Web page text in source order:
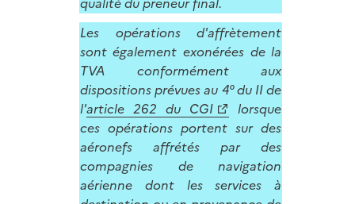
Les opérations d'affrètement
sont également exonérées de la
TVA conformément aux
dispositions prévues au 4° du II de
l'article 262 du CGI
lorsque
ces opérations portent sur des
aéronefs affrétés par des
compagnies de navigation
aérienne dont les services à